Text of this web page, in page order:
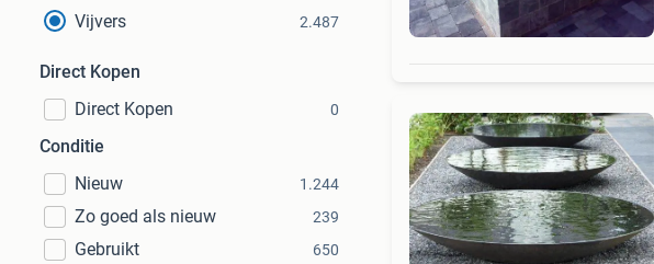
Vijvers
2.487
Direct Kopen
Direct Kopen
0
Conditie
Nieuw
1.244
Zo goed als nieuw 239
Gebruikt 650